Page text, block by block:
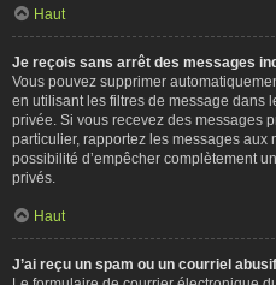
Haut
Je reçois sans arrêt des messages
Vous pouvez supprimer
en utilisant les filtres de message dans
privée. Si vous recevez des messages
particulier, rapportez les messages aux
possibilité d’empêcher complètement
privés.
Haut
J’ai reçu un spam ou un courriel